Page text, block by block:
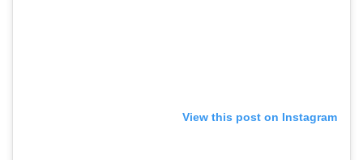
View this post on Instagram